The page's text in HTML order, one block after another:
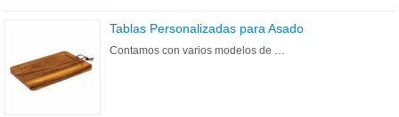
Tablas Personalizadas para Asado
Contamos con varios modelos de …